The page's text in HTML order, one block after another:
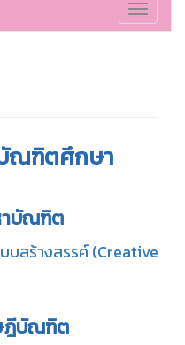
Toggle
ณฑิตศึกษา
าบัณฑิต
บสร้างสรรค์ (Creative
ฎีบัณฑิต